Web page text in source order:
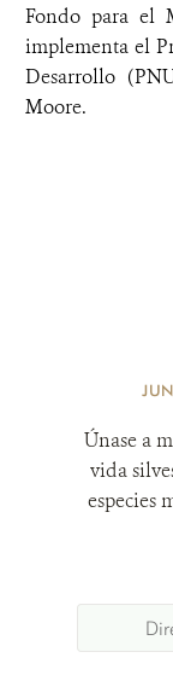
Fondo para el
implementa el
Desarrollo
Moore.
Únase a
vida
especies